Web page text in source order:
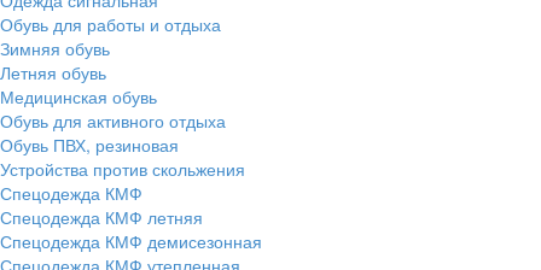
Обувь для работы и отдыха
Зимняя обувь
Летняя обувь
Медицинская обувь
Обувь для активного отдыха
Обувь ПВХ, резиновая
Устройства против скольжения
Спецодежда КМФ
Спецодежда КМФ летняя
Спецодежда КМФ демисезонная